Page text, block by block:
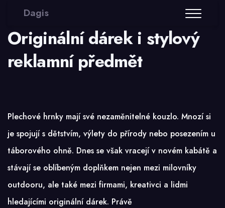
Dagis
Originální dárek i stylový
reklamní předmět
Plechové hrnky mají své nezaměnitelné kouzlo. Mnozí si
je spojují s dětstvím, výlety do přírody nebo posezením u
táborového ohně. Dnes se však vracejí v novém kabátě a
stávají se oblíbeným doplňkem nejen mezi milovníky
outdooru, ale také mezi firmami, kreativci a lidmi
hledajícími originální dárek. Právě